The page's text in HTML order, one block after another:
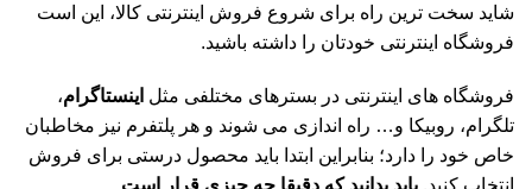
شاید سخت ترین راه برای شروع فروش اینترنتی کالا، این است
فروشگاه اینترنتی خودتان را داشته باشید.
فروشگاه های اینترنتی در بسترهای مختلفی مثل اینستاگرام،
تلگرام، روبیکا و… راه اندازی می شوند و هر پلتفرم نیز مخاطبان
خاص خود را دارد؛ بنابراین ابتدا باید محصول درستی برای فروش
انتخاب کنید. باید بدانید که دقیقا چه چیزی قرار است